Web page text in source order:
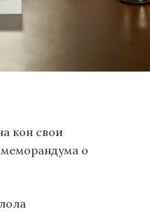
кон свои
о